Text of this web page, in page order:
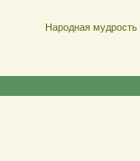
Народная